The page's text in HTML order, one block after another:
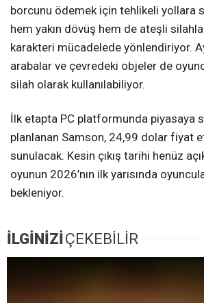
borcunu ödemek için tehlikeli yollara
hem yakın dövüş hem de ateşli
karakteri mücadelede yönlendiriyor.
arabalar ve çevredeki objeler de
silah olarak kullanılabiliyor.
İlk etapta PC platformunda piyasaya
planlanan Samson, 24,99 dolar fiyat
sunulacak. Kesin çıkış tarihi henüz
oyunun 2026’nın ilk yarısında
bekleniyor.
İLGİNİZİÇEKEBİLİR